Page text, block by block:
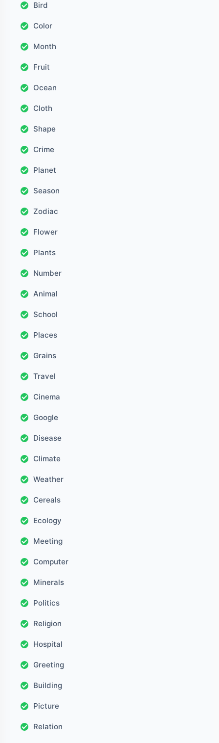
Bird
Color
Month
Fruit
Ocean
Cloth
Shape
Crime
Planet
Season
Zodiac
Flower
Plants
Number
Animal
School
Places
Grains
Travel
Cinema
Google
Disease
Climate
Weather
Cereals
Ecology
Meeting
Computer
Minerals
Politics
Religion
Hospital
Greeting
Building
Picture
Relation